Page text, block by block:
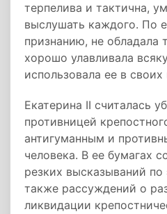
терпелива и тактична,
выслушать каждого. По
признанию, не обладала
хорошо улавливала
использовала ее в своих
Екатерина II считалась
противницей
антигуманным и
человека. В ее бумагах
резких высказываний по
также рассуждений о
ликвидации